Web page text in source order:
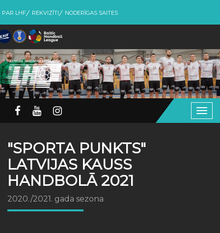
PAR LHF REKVIZĪTI NODERĪGAS SAITES
"SPORTA PUNKTS"
LATVIJAS KAUSS
HANDBOLĀ 2021
2020./2021. gada sezona